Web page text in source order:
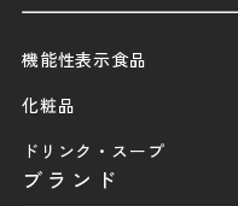
機能性表示食品
化粧品
ドリンク・スープ
ブランド